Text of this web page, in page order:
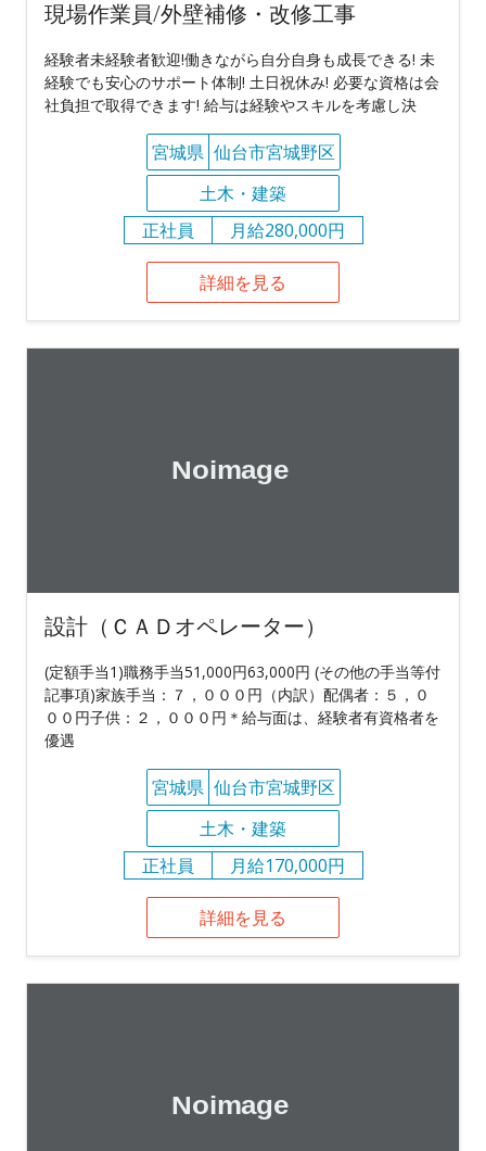
現場作業員/外壁補修・改修工事
経験者未経験者歓迎!働きながら自分自身も成長できる! 未
経験でも安心のサポート体制! 土日祝休み! 必要な資格は会
社負担で取得できます! 給与は経験やスキルを考慮し決
宮城県 仙台市宮城野区
土木・建築
正社員
月給280,000円
詳細を見る
設計（ＣＡＤオペレーター）
(定額手当1)職務手当51,000円63,000円 (その他の手当等付
記事項)家族手当：７，０００円（内訳）配偶者：５，０
００円子供：２，０００円＊給与面は、経験者有資格者を
優遇
宮城県 仙台市宮城野区
土木・建築
正社員
月給170,000円
詳細を見る